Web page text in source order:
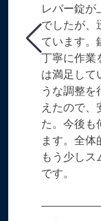
レバー錠が
でしたが、
ています。
丁寧に作業
は満足して
うな調整を
えたので、
た。今後も
ます。全体
もう少しス
です。